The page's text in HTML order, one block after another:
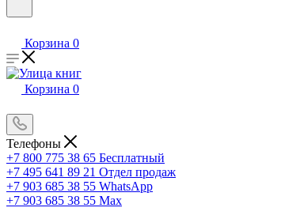
Корзина 0
Корзина 0
Телефоны
+7 800 775 38 65 Бесплатный
+7 495 641 89 21 Отдел продаж
+7 903 685 38 55 WhatsApp
+7 903 685 38 55 Max